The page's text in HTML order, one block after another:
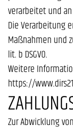
verarbeitet und
Die Verarbeitung
Maßnahmen und
lit. b DSGVO.
Weitere
https://
Zur Abwicklung